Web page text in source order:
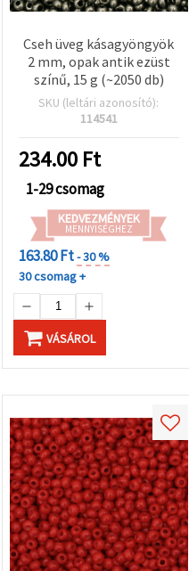
Cseh üveg kásagyöngyök
2 mm, opak antik ezüst
színű, 15 g (~2050 db)
SKU (leltári azonosító):
114541
234.00 Ft
1-29 csomag
KEDVEZMÉNYEK
MENNYISÉGHEZ
163.80 Ft- 30 %
30 csomag +
VÁSÁROL